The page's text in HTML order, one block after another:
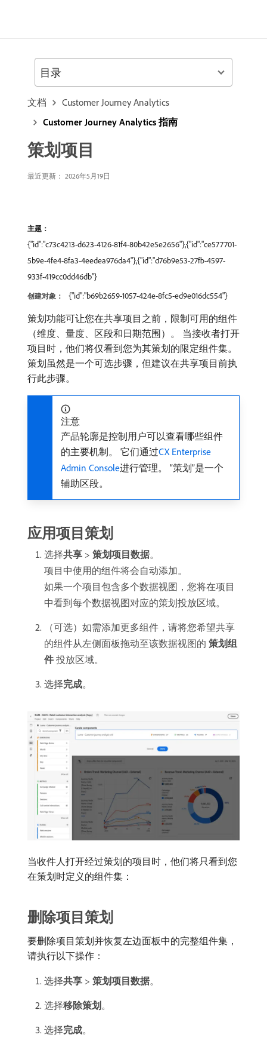
文档
Customer Journey Analytics
Customer Journey Analytics 指南
策划项目
最近更新： 2026年5月19日
主题：
{"id":"c73c4213-d623-4126-81f4-80b42e5e2656"},{"id":"ce577701-
5b9e-4fe4-8fa3-4eedea976da4"},{"id":"d76b9e53-27fb-4597-
933f-419cc0dd46db"}
创建对象： {"id":"b69b2659-1057-424e-8fc5-ed9e016dc554"}
策划功能可让您在共享项目之前，限制可用的组件
（维度、量度、区段和日期范围）。 当接收者打开
项目时，他们将仅看到您为其策划的限定组件集。
策划虽然是一个可选步骤，但建议在共享项目前执
行此步骤。
注意
产品轮廓是控制用户可以查看哪些组件
的主要机制。 它们通过CX Enterprise
Admin Console进行管理。 “策划”是一个
辅助区段。
应用项目策划
选择​共享 > 策划项目数据。
项目中使用的组件将会自动添加。
如果一个项目包含多个数据视图，您将在项目
中看到每个数据视图对应的策划投放区域。
（可选）如需添加更多组件，请将您希望共享
的组件从左侧面板拖动至该数据视图的​ 策划组
件 ​投放区域。
选择​完成。
当收件人打开经过策划的项目时，他们将只看到您
在策划时定义的组件集：
删除项目策划
要删除项目策划并恢复左边面板中的完整组件集，
请执行以下操作：
选择​共享 > 策划项目数据。
选择​移除策划 。
选择​完成。
目录